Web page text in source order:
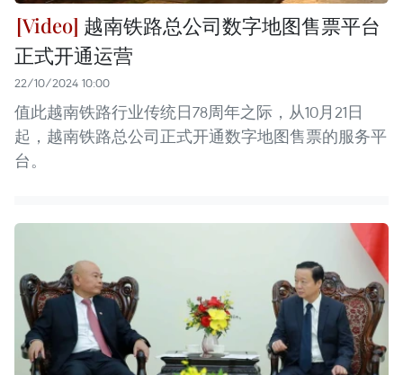
越南铁路总公司数字地图售票平台
正式开通运营
22/10/2024 10:00
值此越南铁路行业传统日78周年之际，从10月21日
起，越南铁路总公司正式开通数字地图售票的服务平
台。